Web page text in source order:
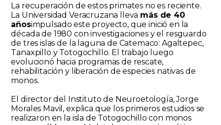
La recuperación de estos primates no es reciente.
La Universidad Veracruzana lleva más de 40
añosimpulsado este proyecto, que inició en la
década de 1980 con investigaciones y el resguardo
de tres islas de la laguna de Catemaco: Agaltepec,
Tanaxpillo y Totogochillo. El trabajo luego
evolucionó hacia programas de rescate,
rehabilitación y liberación de especies nativas de
monos.
El director del Instituto de Neuroetología, Jorge
Morales Mavil, explica que los primeros estudios se
realizaron en la isla de Totogochillo con monos